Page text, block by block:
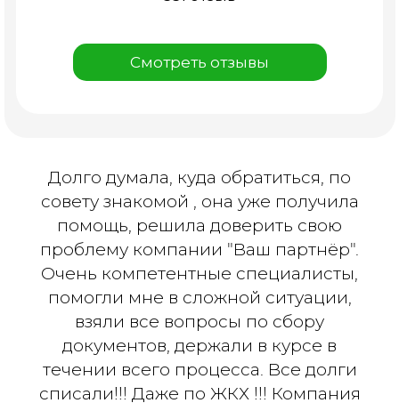
Смотреть отзывы
Долго думала, куда обратиться, по
совету знакомой , она уже получила
помощь, решила доверить свою
проблему компании "Ваш партнёр".
Очень компетентные специалисты,
помогли мне в сложной ситуации,
взяли все вопросы по сбору
документов, держали в курсе в
течении всего процесса. Все долги
списали!!! Даже по ЖКХ !!! Компания